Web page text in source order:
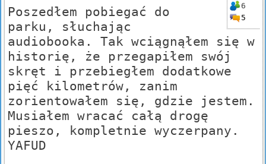
6
5
Poszedłem pobiegać do
parku, słuchając
audiobooka. Tak wciągnąłem się w
historię, że przegapiłem swój
skręt i przebiegłem dodatkowe
pięć kilometrów, zanim
zorientowałem się, gdzie jestem.
Musiałem wracać całą drogę
pieszo, kompletnie wyczerpany.
YAFUD